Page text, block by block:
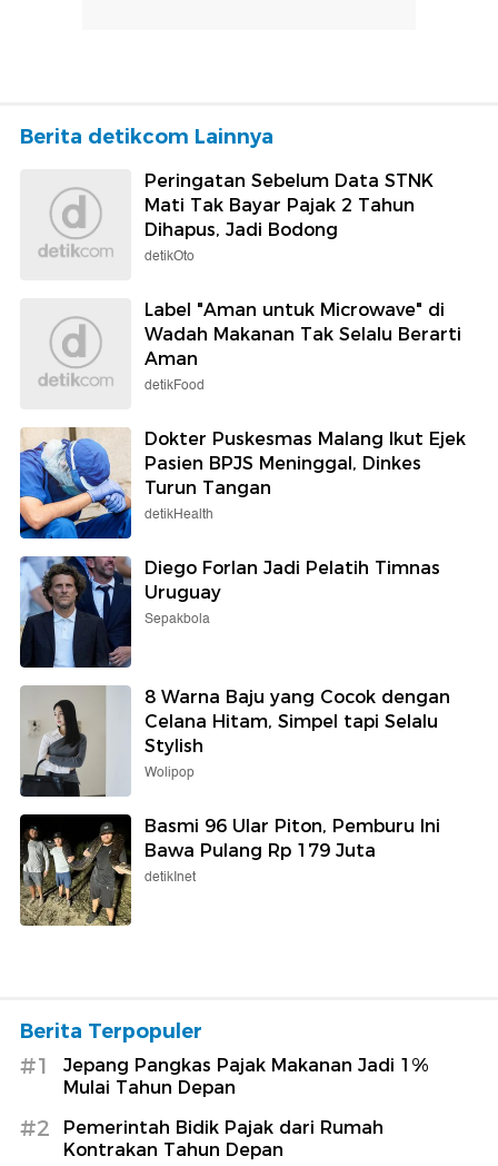
Berita detikcom Lainnya
Peringatan Sebelum Data STNK
Mati Tak Bayar Pajak 2 Tahun
Dihapus, Jadi Bodong
detikOto
Label "Aman untuk Microwave" di
Wadah Makanan Tak Selalu Berarti
Aman
detikFood
Dokter Puskesmas Malang Ikut Ejek
Pasien BPJS Meninggal, Dinkes
Turun Tangan
detikHealth
Diego Forlan Jadi Pelatih Timnas
Uruguay
Sepakbola
8 Warna Baju yang Cocok dengan
Celana Hitam, Simpel tapi Selalu
Stylish
Wolipop
Basmi 96 Ular Piton, Pemburu Ini
Bawa Pulang Rp 179 Juta
detikInet
Berita Terpopuler
#1
Jepang Pangkas Pajak Makanan Jadi 1%
Mulai Tahun Depan
#2
Pemerintah Bidik Pajak dari Rumah
Kontrakan Tahun Depan